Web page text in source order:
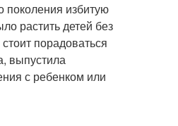
избитую
растить детей без
порадоваться
выпустила
с ребенком или